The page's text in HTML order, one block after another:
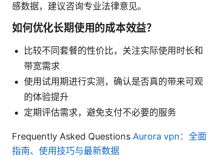
感数据，建议咨询专业法律意见。
如何优化长期使用的成本效益？
比较不同套餐的性价比，关注实际使用时长和
带宽需求
使用试用期进行实测，确认是否真的带来可观
的体验提升
定期评估需求，避免支付不必要的服务
Frequently Asked Questions Aurora vpn：全面
指南、使用技巧与最新数据